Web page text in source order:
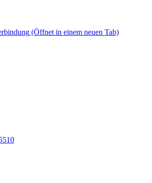
(Öffnet in einem neuen Tab)